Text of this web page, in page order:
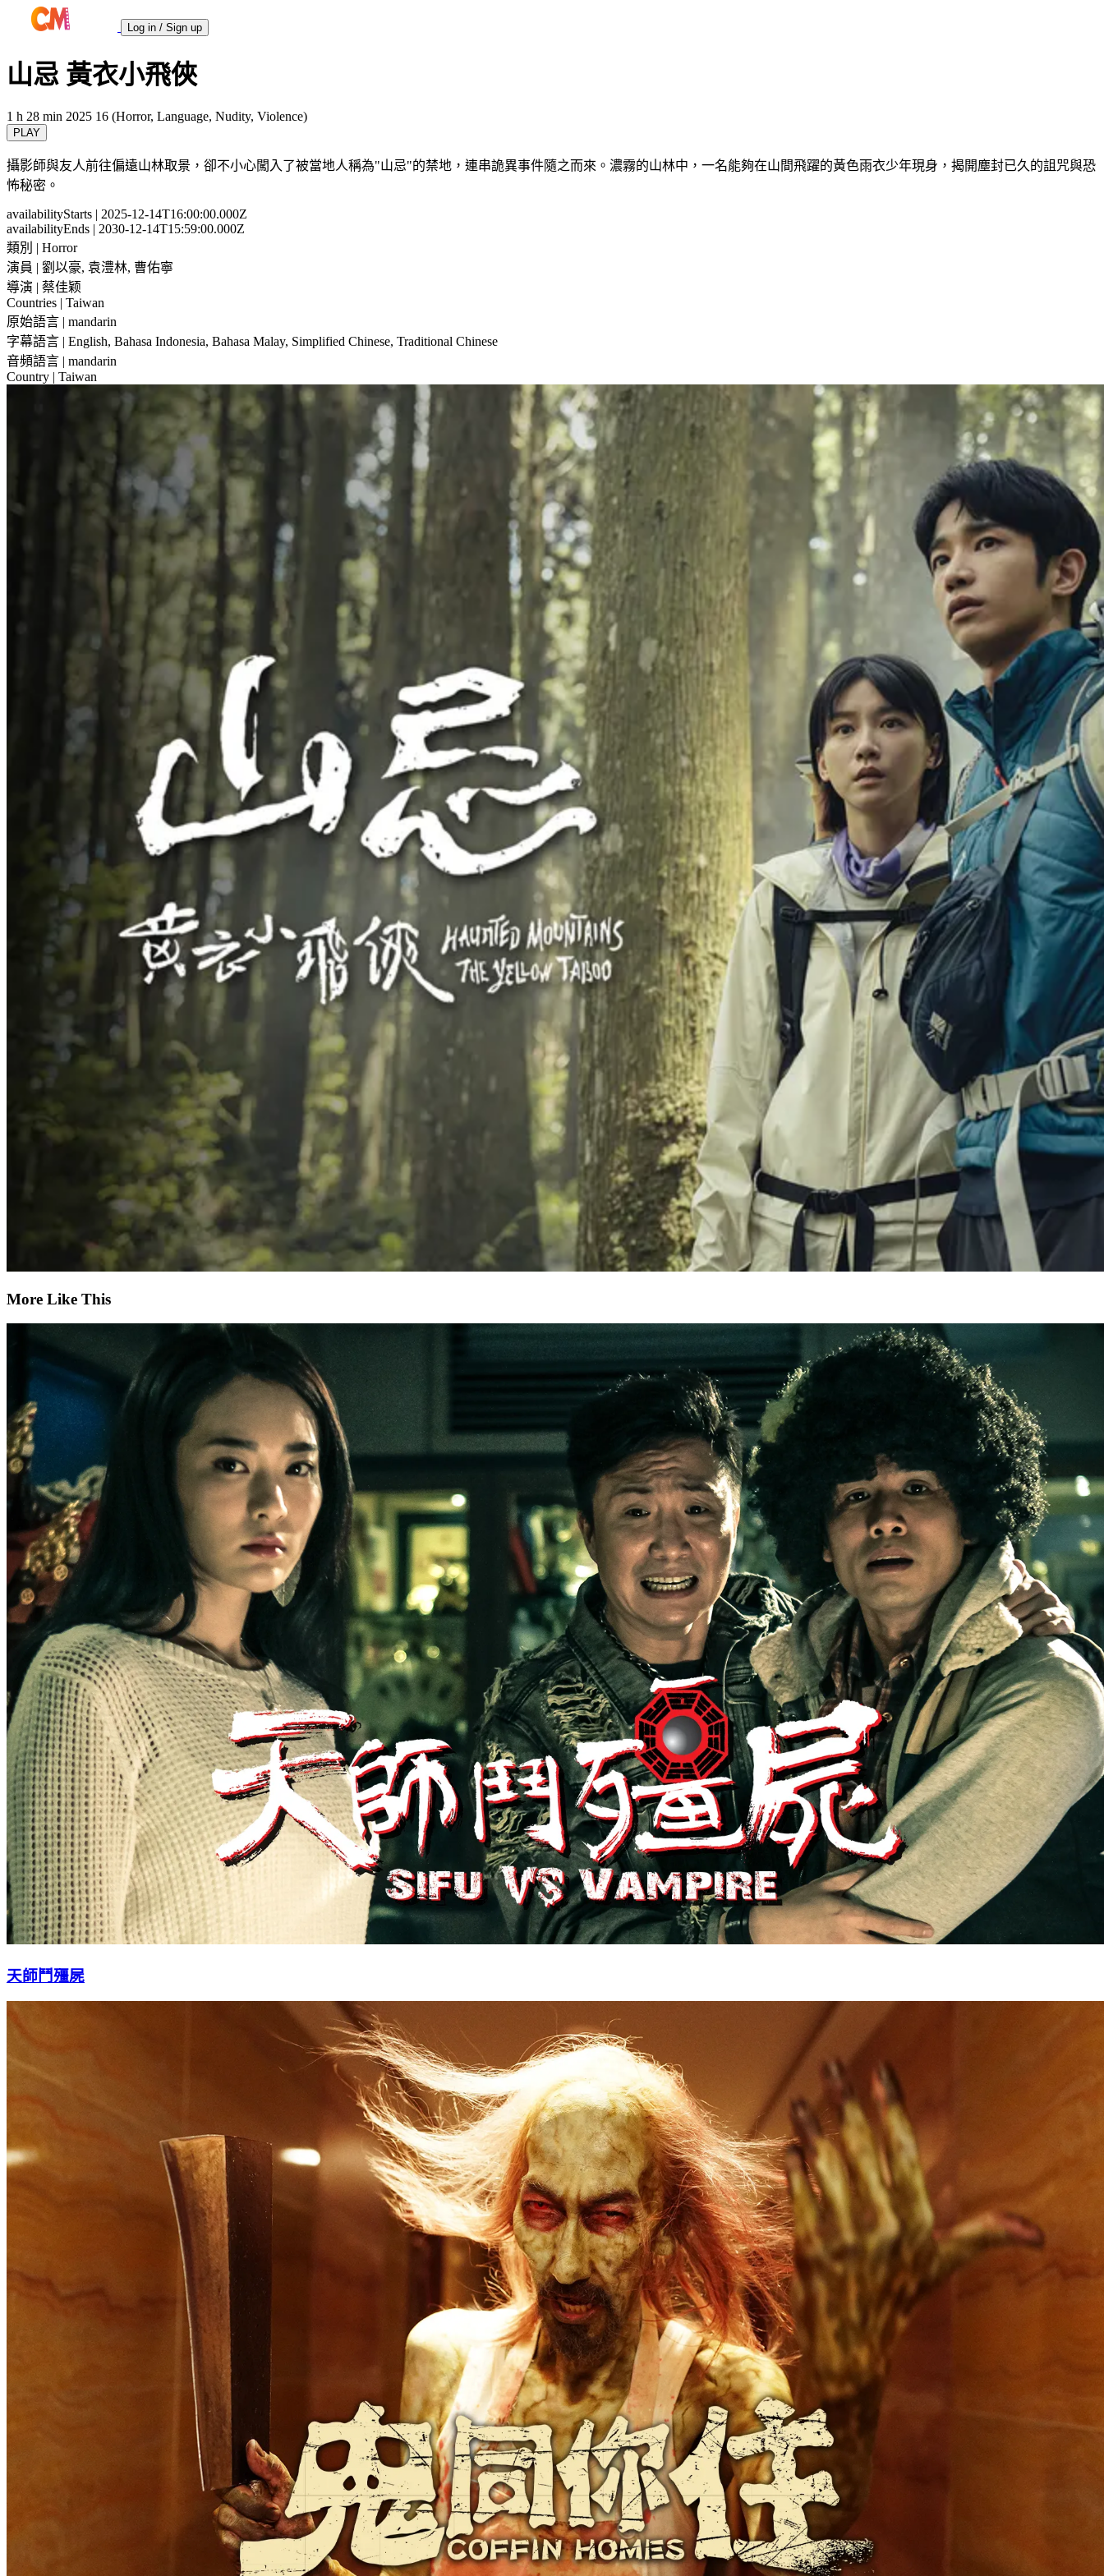
Log in / Sign up
山忌 黃衣小飛俠
1 h 28 min 2025 16 (Horror, Language, Nudity, Violence)
PLAY
攝影師與友人前往偏遠山林取景，卻不小心闖入了被當地人稱為"山忌"的禁地，連串詭異事件隨之而來。濃霧的山林中，一名能夠在山間飛躍的黃色雨衣少年現身，揭開塵封已久的詛咒與恐
怖秘密。
availabilityStarts | 2025-12-14T16:00:00.000Z
availabilityEnds | 2030-12-14T15:59:00.000Z
類別 | Horror
演員 | 劉以豪, 袁澧林, 曹佑寧
導演 | 蔡佳颖
Countries | Taiwan
原始語言 | mandarin
字幕語言 | English, Bahasa Indonesia, Bahasa Malay, Simplified Chinese, Traditional Chinese
音頻語言 | mandarin
Country | Taiwan
More Like This
天師鬥殭屍